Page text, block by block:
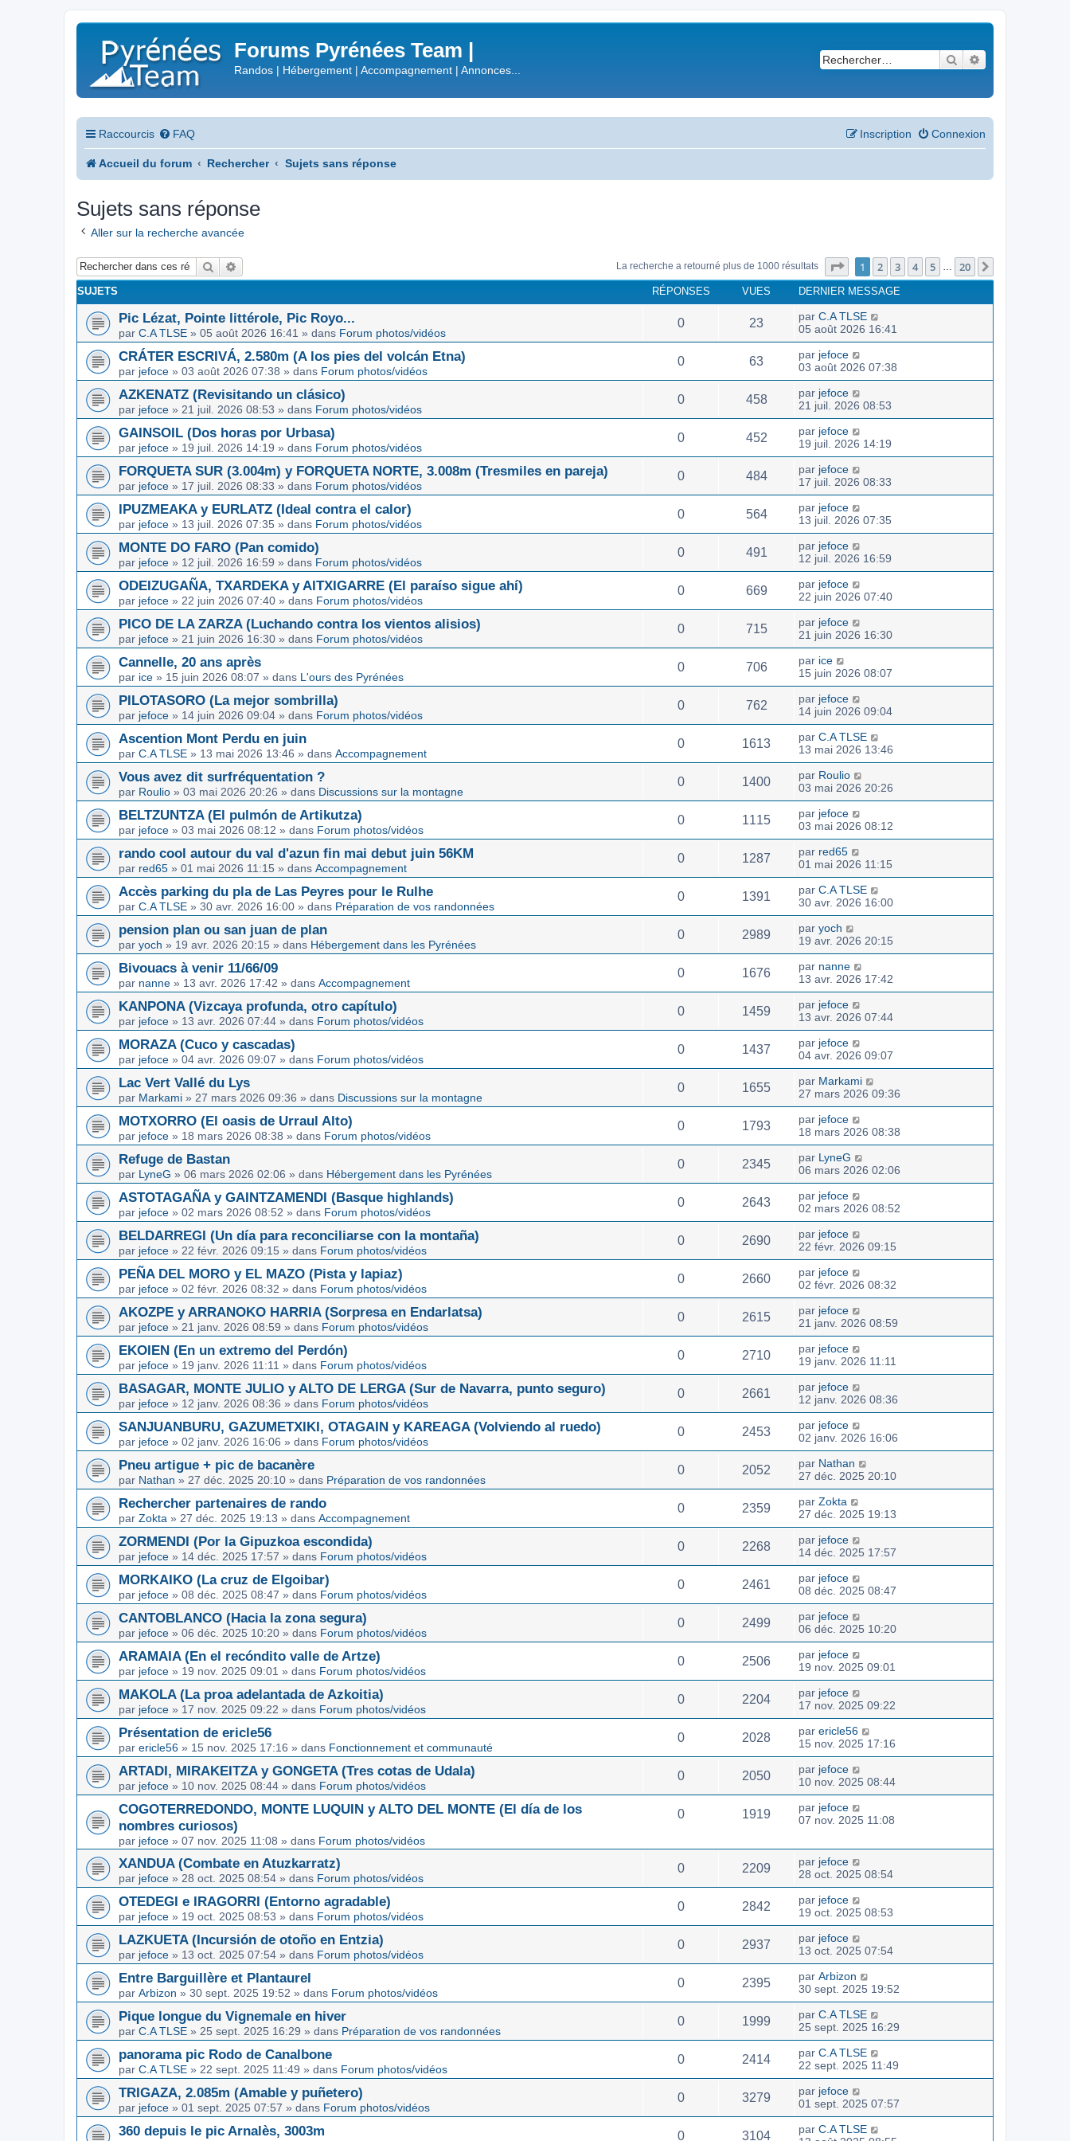
Forums Pyrénées Team |
Randos | Hébergement | Accompagnement | Annonces...
Rechercher
Raccourcis FAQ Connexion
Inscription
Accueil du forum Rechercher Sujets sans réponse
Sujets sans réponse
Aller sur la recherche avancée
Rechercher La recherche a retourné plus de 1000 résultats Page sur20
1 2 3 4 5 … 20
SUJETS RÉPONSES VUES DERNIER MESSAGE
Pic Lézat, Pointe littérole, Pic Royo...
par C.A TLSE » 05 août 2026 16:41 » dans Forum photos/vidéos
0 23 par C.A TLSE
05 août 2026 16:41
CRÁTER ESCRIVÁ, 2.580m (A los pies del volcán Etna)
par jefoce » 03 août 2026 07:38 » dans Forum photos/vidéos
0 63 par jefoce
03 août 2026 07:38
AZKENATZ (Revisitando un clásico)
par jefoce » 21 juil. 2026 08:53 » dans Forum photos/vidéos
0 458 par jefoce
21 juil. 2026 08:53
GAINSOIL (Dos horas por Urbasa)
par jefoce » 19 juil. 2026 14:19 » dans Forum photos/vidéos
0 452 par jefoce
19 juil. 2026 14:19
FORQUETA SUR (3.004m) y FORQUETA NORTE, 3.008m (Tresmiles en pareja)
par jefoce » 17 juil. 2026 08:33 » dans Forum photos/vidéos
0 484 par jefoce
17 juil. 2026 08:33
IPUZMEAKA y EURLATZ (Ideal contra el calor)
par jefoce » 13 juil. 2026 07:35 » dans Forum photos/vidéos
0 564 par jefoce
13 juil. 2026 07:35
MONTE DO FARO (Pan comido)
par jefoce » 12 juil. 2026 16:59 » dans Forum photos/vidéos
0 491 par jefoce
12 juil. 2026 16:59
ODEIZUGAÑA, TXARDEKA y AITXIGARRE (El paraíso sigue ahí)
par jefoce » 22 juin 2026 07:40 » dans Forum photos/vidéos
0 669 par jefoce
22 juin 2026 07:40
PICO DE LA ZARZA (Luchando contra los vientos alisios)
par jefoce » 21 juin 2026 16:30 » dans Forum photos/vidéos
0 715 par jefoce
21 juin 2026 16:30
Cannelle, 20 ans après
par ice » 15 juin 2026 08:07 » dans L'ours des Pyrénées
0 706 par ice
15 juin 2026 08:07
PILOTASORO (La mejor sombrilla)
par jefoce » 14 juin 2026 09:04 » dans Forum photos/vidéos
0 762 par jefoce
14 juin 2026 09:04
Ascention Mont Perdu en juin
par C.A TLSE » 13 mai 2026 13:46 » dans Accompagnement
0 1613 par C.A TLSE
13 mai 2026 13:46
Vous avez dit surfréquentation ?
par Roulio » 03 mai 2026 20:26 » dans Discussions sur la montagne
0 1400 par Roulio
03 mai 2026 20:26
BELTZUNTZA (El pulmón de Artikutza)
par jefoce » 03 mai 2026 08:12 » dans Forum photos/vidéos
0 1115 par jefoce
03 mai 2026 08:12
rando cool autour du val d'azun fin mai debut juin 56KM
par red65 » 01 mai 2026 11:15 » dans Accompagnement
0 1287 par red65
01 mai 2026 11:15
Accès parking du pla de Las Peyres pour le Rulhe
par C.A TLSE » 30 avr. 2026 16:00 » dans Préparation de vos randonnées
0 1391 par C.A TLSE
30 avr. 2026 16:00
pension plan ou san juan de plan
par yoch » 19 avr. 2026 20:15 » dans Hébergement dans les Pyrénées
0 2989 par yoch
19 avr. 2026 20:15
Bivouacs à venir 11/66/09
par nanne » 13 avr. 2026 17:42 » dans Accompagnement
0 1676 par nanne
13 avr. 2026 17:42
KANPONA (Vizcaya profunda, otro capítulo)
par jefoce » 13 avr. 2026 07:44 » dans Forum photos/vidéos
0 1459 par jefoce
13 avr. 2026 07:44
MORAZA (Cuco y cascadas)
par jefoce » 04 avr. 2026 09:07 » dans Forum photos/vidéos
0 1437 par jefoce
04 avr. 2026 09:07
Lac Vert Vallé du Lys
par Markami » 27 mars 2026 09:36 » dans Discussions sur la montagne
0 1655 par Markami
27 mars 2026 09:36
MOTXORRO (El oasis de Urraul Alto)
par jefoce » 18 mars 2026 08:38 » dans Forum photos/vidéos
0 1793 par jefoce
18 mars 2026 08:38
Refuge de Bastan
par LyneG » 06 mars 2026 02:06 » dans Hébergement dans les Pyrénées
0 2345 par LyneG
06 mars 2026 02:06
ASTOTAGAÑA y GAINTZAMENDI (Basque highlands)
par jefoce » 02 mars 2026 08:52 » dans Forum photos/vidéos
0 2643 par jefoce
02 mars 2026 08:52
BELDARREGI (Un día para reconciliarse con la montaña)
par jefoce » 22 févr. 2026 09:15 » dans Forum photos/vidéos
0 2690 par jefoce
22 févr. 2026 09:15
PEÑA DEL MORO y EL MAZO (Pista y lapiaz)
par jefoce » 02 févr. 2026 08:32 » dans Forum photos/vidéos
0 2660 par jefoce
02 févr. 2026 08:32
AKOZPE y ARRANOKO HARRIA (Sorpresa en Endarlatsa)
par jefoce » 21 janv. 2026 08:59 » dans Forum photos/vidéos
0 2615 par jefoce
21 janv. 2026 08:59
EKOIEN (En un extremo del Perdón)
par jefoce » 19 janv. 2026 11:11 » dans Forum photos/vidéos
0 2710 par jefoce
19 janv. 2026 11:11
BASAGAR, MONTE JULIO y ALTO DE LERGA (Sur de Navarra, punto seguro)
par jefoce » 12 janv. 2026 08:36 » dans Forum photos/vidéos
0 2661 par jefoce
12 janv. 2026 08:36
SANJUANBURU, GAZUMETXIKI, OTAGAIN y KAREAGA (Volviendo al ruedo)
par jefoce » 02 janv. 2026 16:06 » dans Forum photos/vidéos
0 2453 par jefoce
02 janv. 2026 16:06
Pneu artigue + pic de bacanère
par Nathan » 27 déc. 2025 20:10 » dans Préparation de vos randonnées
0 2052 par Nathan
27 déc. 2025 20:10
Rechercher partenaires de rando
par Zokta » 27 déc. 2025 19:13 » dans Accompagnement
0 2359 par Zokta
27 déc. 2025 19:13
ZORMENDI (Por la Gipuzkoa escondida)
par jefoce » 14 déc. 2025 17:57 » dans Forum photos/vidéos
0 2268 par jefoce
14 déc. 2025 17:57
MORKAIKO (La cruz de Elgoibar)
par jefoce » 08 déc. 2025 08:47 » dans Forum photos/vidéos
0 2461 par jefoce
08 déc. 2025 08:47
CANTOBLANCO (Hacia la zona segura)
par jefoce » 06 déc. 2025 10:20 » dans Forum photos/vidéos
0 2499 par jefoce
06 déc. 2025 10:20
ARAMAIA (En el recóndito valle de Artze)
par jefoce » 19 nov. 2025 09:01 » dans Forum photos/vidéos
0 2506 par jefoce
19 nov. 2025 09:01
MAKOLA (La proa adelantada de Azkoitia)
par jefoce » 17 nov. 2025 09:22 » dans Forum photos/vidéos
0 2204 par jefoce
17 nov. 2025 09:22
Présentation de ericle56
par ericle56 » 15 nov. 2025 17:16 » dans Fonctionnement et communauté
0 2028 par ericle56
15 nov. 2025 17:16
ARTADI, MIRAKEITZA y GONGETA (Tres cotas de Udala)
par jefoce » 10 nov. 2025 08:44 » dans Forum photos/vidéos
0 2050 par jefoce
10 nov. 2025 08:44
COGOTERREDONDO, MONTE LUQUIN y ALTO DEL MONTE (El día de los
nombres curiosos)
par jefoce » 07 nov. 2025 11:08 » dans Forum photos/vidéos
0 1919 par jefoce
07 nov. 2025 11:08
XANDUA (Combate en Atuzkarratz)
par jefoce » 28 oct. 2025 08:54 » dans Forum photos/vidéos
0 2209 par jefoce
28 oct. 2025 08:54
OTEDEGI e IRAGORRI (Entorno agradable)
par jefoce » 19 oct. 2025 08:53 » dans Forum photos/vidéos
0 2842 par jefoce
19 oct. 2025 08:53
LAZKUETA (Incursión de otoño en Entzia)
par jefoce » 13 oct. 2025 07:54 » dans Forum photos/vidéos
0 2937 par jefoce
13 oct. 2025 07:54
Entre Barguillère et Plantaurel
par Arbizon » 30 sept. 2025 19:52 » dans Forum photos/vidéos
0 2395 par Arbizon
30 sept. 2025 19:52
Pique longue du Vignemale en hiver
par C.A TLSE » 25 sept. 2025 16:29 » dans Préparation de vos randonnées
0 1999 par C.A TLSE
25 sept. 2025 16:29
panorama pic Rodo de Canalbone
par C.A TLSE » 22 sept. 2025 11:49 » dans Forum photos/vidéos
0 2414 par C.A TLSE
22 sept. 2025 11:49
TRIGAZA, 2.085m (Amable y puñetero)
par jefoce » 01 sept. 2025 07:57 » dans Forum photos/vidéos
0 3279 par jefoce
01 sept. 2025 07:57
360 depuis le pic Arnalès, 3003m 0 3104 par C.A TLSE